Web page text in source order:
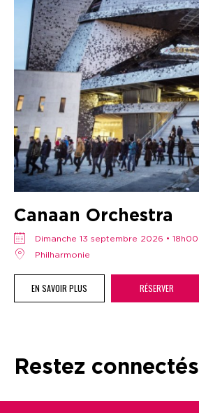
Canaan Orchestra
dimanche 13 septembre 2026 • 18h00
Philharmonie
EN SAVOIR PLUS RÉSERVER
Restez connectés